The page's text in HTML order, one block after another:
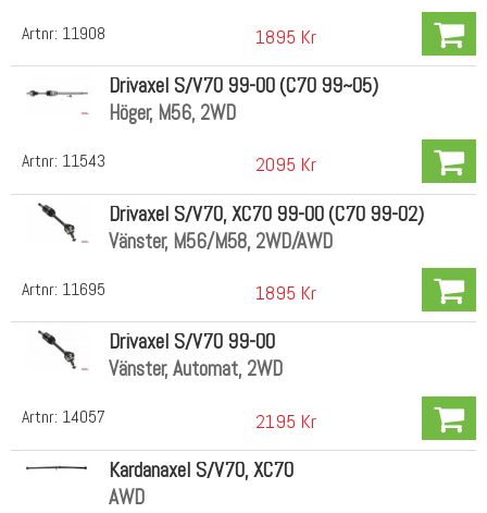
Artnr: 11908 1895 Kr
Artnr: 11543
Drivaxel S/V70 99-00 (C70 99~05)
Höger, M56, 2WD
2095 Kr
Artnr: 11695
Drivaxel S/V70, XC70 99-00 (C70 99-02)
Vänster, M56/M58, 2WD/AWD
1895 Kr
Artnr: 14057
Drivaxel S/V70 99-00
Vänster, Automat, 2WD
2195 Kr
Kardanaxel S/V70, XC70
AWD